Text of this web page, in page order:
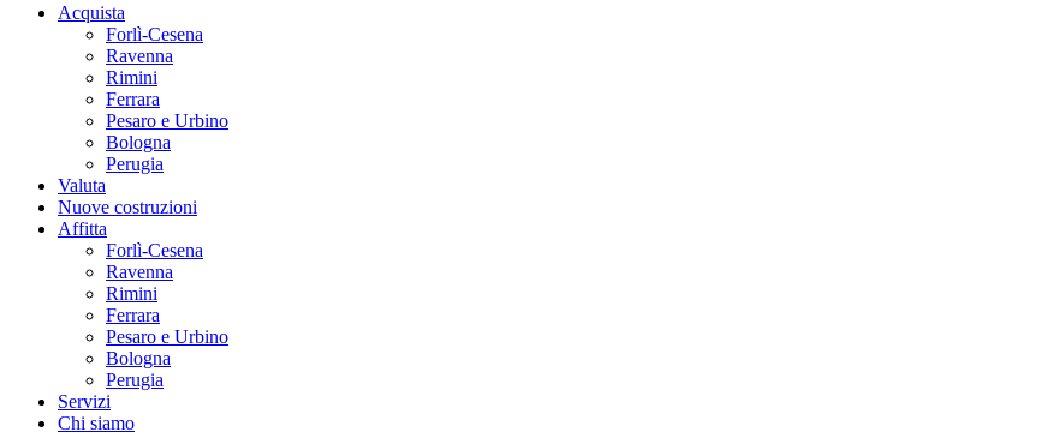
Acquista
Forlì-Cesena
Ravenna
Rimini
Ferrara
Pesaro e Urbino
Bologna
Perugia
Valuta
Nuove costruzioni
Affitta
Forlì-Cesena
Ravenna
Rimini
Ferrara
Pesaro e Urbino
Bologna
Perugia
Servizi
Chi siamo